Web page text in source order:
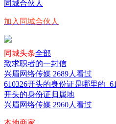
同城合伙人
加入同城合伙人
同城头条全部
致求职者的一封信
兴眉网络传媒 2689人看过
610326开头的身份证是哪里的
开头的身份证归属地
兴眉网络传媒 2960人看过